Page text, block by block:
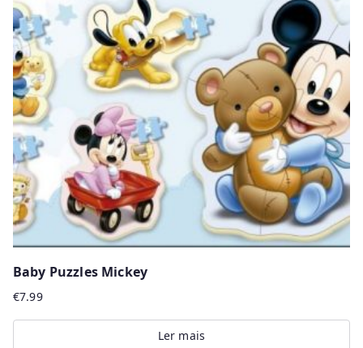
The
options
may
be
chosen
on
the
product
page
Baby Puzzles Mickey
€7.99
Ler mais